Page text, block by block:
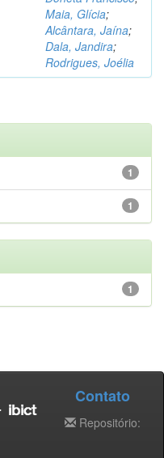
Maia, Glícia;
Alcântara, Jaína;
Dala, Jandira;
Rodrigues, Joélia
1
1
1
Contato
Repositório: